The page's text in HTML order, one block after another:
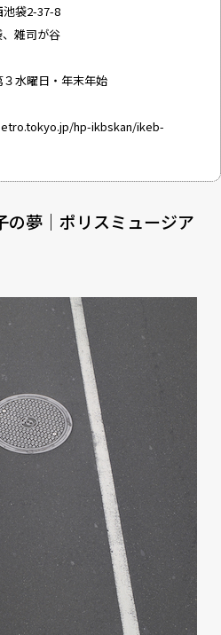
袋2-37-8
雑司が谷
曜日・年末年始
hp-ikbskan/ikeb-
の夢｜ポリスミュージア